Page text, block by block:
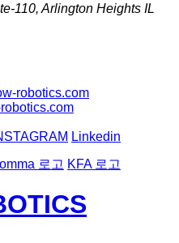
110, Arlington Heights IL
robotics.com
Linkedin
로고 KFA 로고